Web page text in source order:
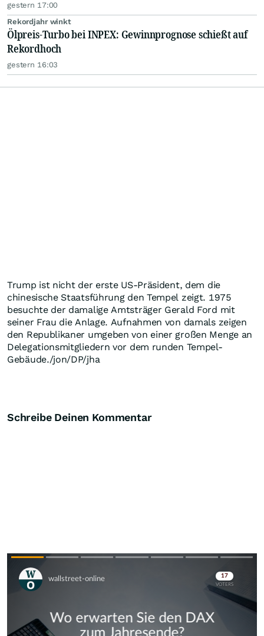
gestern 17:00
Rekordjahr winkt
Ölpreis-Turbo bei INPEX: Gewinnprognose schießt auf
Rekordhoch
gestern 16:03
Trump ist nicht der erste US-Präsident, dem die
chinesische Staatsführung den Tempel zeigt. 1975
besuchte der damalige Amtsträger Gerald Ford mit
seiner Frau die Anlage. Aufnahmen von damals zeigen
den Republikaner umgeben von einer großen Menge an
Delegationsmitgliedern vor dem runden Tempel-
Gebäude./jon/DP/jha
Schreibe Deinen Kommentar
Skip